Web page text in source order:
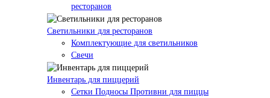
ресторанов
Светильники для ресторанов
Комплектующие для светильников
Свечи
Инвентарь для пиццерий
Сетки Подносы Противни для пиццы